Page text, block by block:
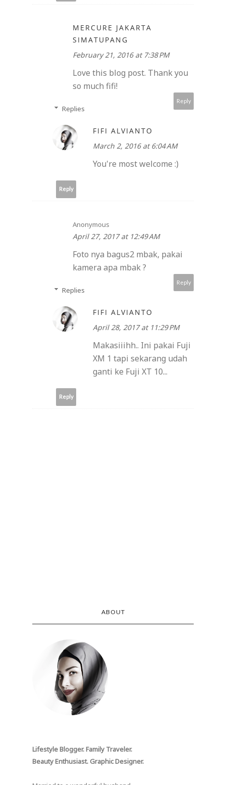
MERCURE JAKARTA
SIMATUPANG
February 21, 2016 at 7:38 PM
Love this blog post. Thank you
so much fifi!
Reply
Replies
FIFI ALVIANTO
March 2, 2016 at 6:04 AM
You're most welcome :)
Reply
Anonymous
April 27, 2017 at 12:49 AM
Foto nya bagus2 mbak, pakai
kamera apa mbak ?
Reply
Replies
FIFI ALVIANTO
April 28, 2017 at 11:29 PM
Makasiiihh.. Ini pakai Fuji
XM 1 tapi sekarang udah
ganti ke Fuji XT 10...
Reply
ABOUT
Lifestyle Blogger. Family Traveler.
Beauty Enthusiast. Graphic Designer.